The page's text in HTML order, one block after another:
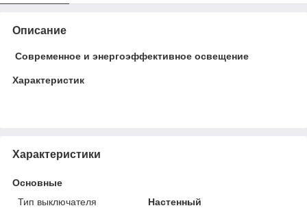
Описание
Современное и энергоэффективное освещение
Характеристик
Характеристики
Основные
Тип выключателя
Настенный